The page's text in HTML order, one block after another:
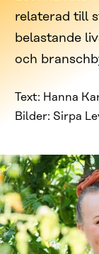
relaterad till
belastande
och
Text: Hanna
Bilder: Sirpa